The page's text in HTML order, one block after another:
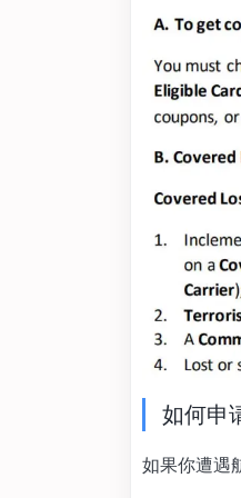
如何申
如果你遭遇